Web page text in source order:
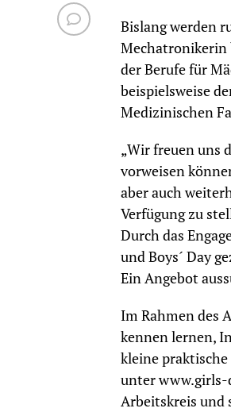
Bislang werden
Mechatronikerin
der Berufe für
beispielsweise
Medizinischen
„Wir freuen uns
vorweisen
aber auch
Verfügung zu
Durch das
und Boys´ Day
Ein Angebot
Im Rahmen des
kennen lernen,
kleine
unter www.girls-
Arbeitskreis und